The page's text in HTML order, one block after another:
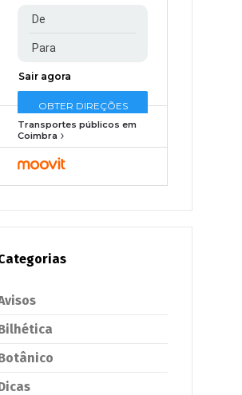
Transportes públicos em
Coimbra